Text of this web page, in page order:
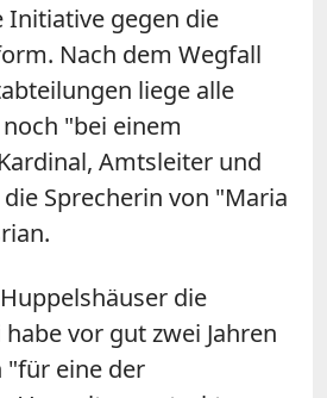
Initiative gegen die
Nach dem Wegfall
liege alle
"bei einem
Amtsleiter und
Sprecherin von "Maria
die
vor gut zwei Jahren
"für eine der